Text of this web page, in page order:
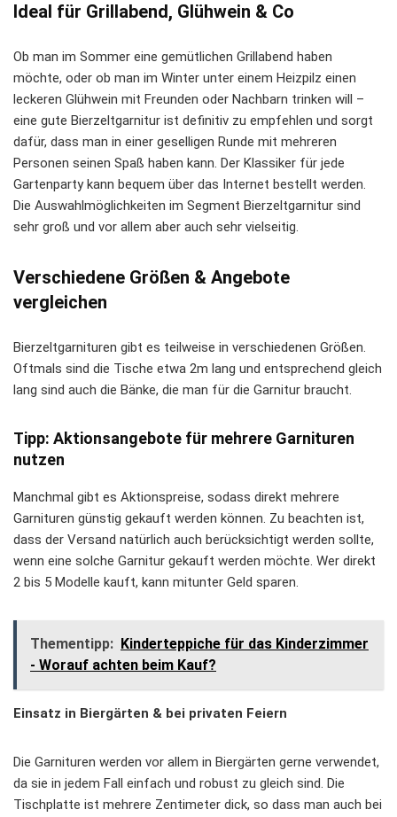
Ideal für Grillabend, Glühwein & Co
Ob man im Sommer eine gemütlichen Grillabend haben
möchte, oder ob man im Winter unter einem Heizpilz einen
leckeren Glühwein mit Freunden oder Nachbarn trinken will –
eine gute Bierzeltgarnitur ist definitiv zu empfehlen und sorgt
dafür, dass man in einer geselligen Runde mit mehreren
Personen seinen Spaß haben kann. Der Klassiker für jede
Gartenparty kann bequem über das Internet bestellt werden.
Die Auswahlmöglichkeiten im Segment Bierzeltgarnitur sind
sehr groß und vor allem aber auch sehr vielseitig.
Verschiedene Größen & Angebote
vergleichen
Bierzeltgarnituren gibt es teilweise in verschiedenen Größen.
Oftmals sind die Tische etwa 2m lang und entsprechend gleich
lang sind auch die Bänke, die man für die Garnitur braucht.
Tipp: Aktionsangebote für mehrere Garnituren
nutzen
Manchmal gibt es Aktionspreise, sodass direkt mehrere
Garnituren günstig gekauft werden können. Zu beachten ist,
dass der Versand natürlich auch berücksichtigt werden sollte,
wenn eine solche Garnitur gekauft werden möchte. Wer direkt
2 bis 5 Modelle kauft, kann mitunter Geld sparen.
Thementipp: Kinderteppiche für das Kinderzimmer
- Worauf achten beim Kauf?
Einsatz in Biergärten & bei privaten Feiern
Die Garnituren werden vor allem in Biergärten gerne verwendet,
da sie in jedem Fall einfach und robust zu gleich sind. Die
Tischplatte ist mehrere Zentimeter dick, so dass man auch bei